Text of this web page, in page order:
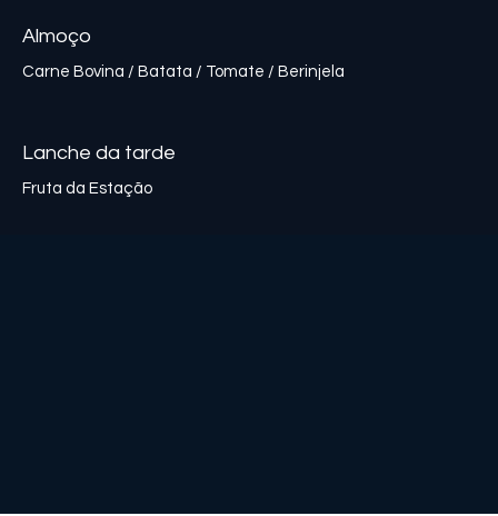
Almoço
Carne Bovina / Batata / Tomate / Berinjela
Lanche da tarde
Fruta da Estação